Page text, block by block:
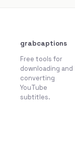
grabcaptions
Free tools for
downloading and
converting
YouTube
subtitles.